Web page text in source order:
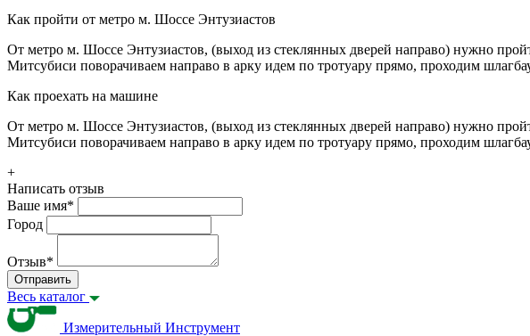
Как пройти от метро м. Шоссе Энтузиастов
От метро м. Шоссе Энтузиастов, (выход из стеклянных дверей направо) нужно
Митсубиси поворачиваем направо в арку идем по тротуару прямо, проходим
Как проехать на машине
От метро м. Шоссе Энтузиастов, (выход из стеклянных дверей направо) нужно
Митсубиси поворачиваем направо в арку идем по тротуару прямо, проходим
+
Написать отзыв
Ваше имя*
Город
Отзыв*
Отправить
Весь каталог
Измерительный Инструмент